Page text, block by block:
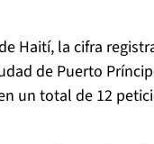
Haití, la cifra
de Puerto
un total de 12